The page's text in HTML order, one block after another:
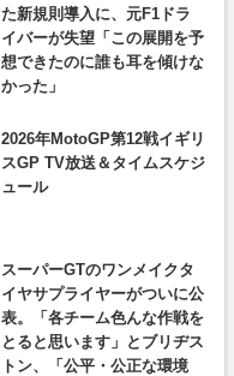
た新規則導入に、元F1ドラ
イバーが失望「この展開を予
想できたのに誰も耳を傾けな
かった」
2026年MotoGP第12戦イギリ
スGP TV放送＆タイムスケジ
ュール
スーパーGTのワンメイクタ
イヤサプライヤーがついに公
表。「各チーム色んな作戦を
とると思います」とブリヂス
トン、「公平・公正な環境